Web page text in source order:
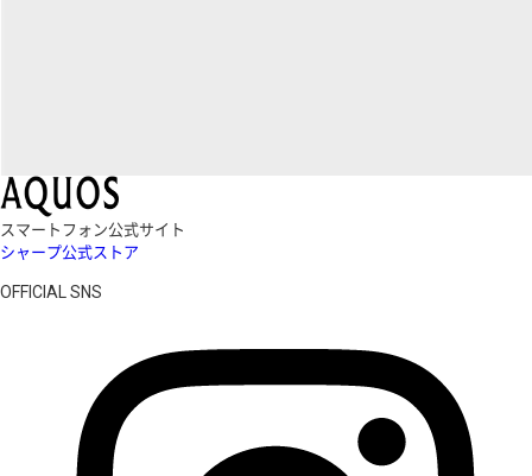
スマートフォン公式サイト
シャープ公式ストア
OFFICIAL SNS